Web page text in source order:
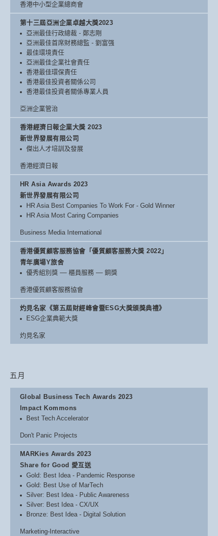
香港中小型企業總商會
第十三屆亞洲企業卓越大獎2023
亞洲最佳行政總裁 - 鄭志剛
亞洲最佳首席財務總監 - 劉富强
最佳環境責任
亞洲最佳企業社會責任
香港最佳環保責任
香港最佳投資者關係公司
香港最佳投資者關係專業人員
亞洲企業管治
香港經濟日報企業大獎 2023
新世界發展有限公司
傑出人才培訓及發展
香港經濟日報
HR Asia Awards 2023
新世界發展有限公司
HR Asia Best Companies To Work For - Gold Winner
HR Asia Most Caring Companies
Business Media International
香港優質顧客服務協會「優質顧客服務大獎 2022」
青年廣場Y旅舍
優秀組別獎 –– 櫃員服務 –– 銅獎
香港優質顧客服務協會
灼見名家《第五屆財經峰會暨ESG大獎頒獎典禮》
ESG企業典範大獎
灼見名家
五月
Global Business Tech Awards 2023
Impact Kommons
Best Tech Accelerator
Don't Panic Projects
MARKies Awards 2023
Share for Good 愛互送
Gold: Best Idea - Pandemic Response
Gold: Best Use of MarTech
Silver: Best Idea - Public Awareness
Silver: Best Idea - CX/UX
Bronze: Best Idea - Digital Solution
Marketing-Interactive